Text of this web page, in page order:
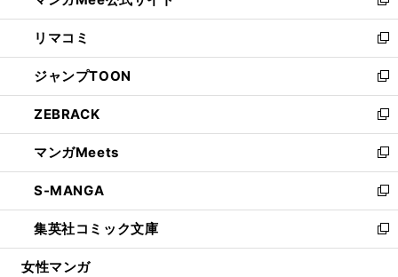
ウ
で
開
く
ン
ド
ウ
で
開
く
ウ
ィ
ン
ド
ウ
で
開
く
新
し
い
ウ
ィ
ン
ド
ウ
で
開
く
リマコミ
新
し
い
ウ
ィ
ン
ド
ウ
で
開
く
ジャンプTOON
新
し
い
ウ
ィ
ン
ド
ウ
で
開
ZEBRACK
新
し
い
ウ
ィ
ン
ド
ウ
マンガMeets
新
し
い
ウ
ィ
ン
S-MANGA
新
し
い
ウ
集英社コミック文庫
新
し
女性マンガ